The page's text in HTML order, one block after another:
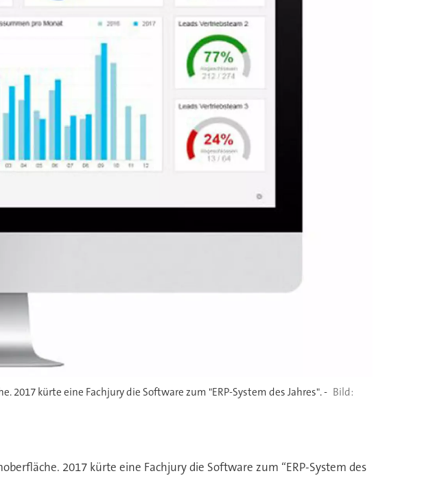
kürte eine Fachjury die Software zum "ERP-System des Jahres". -
2017 kürte eine Fachjury die Software zum “ERP-System des